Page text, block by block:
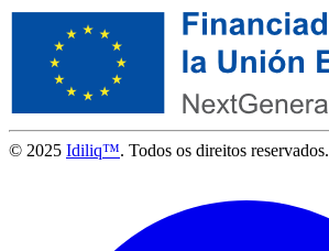
© 2025 Idiliq™. Todos os direitos reservados.